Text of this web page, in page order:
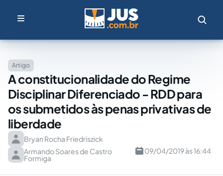
Artigo
A constitucionalidade do Regime
Disciplinar Diferenciado - RDD para
os submetidos às penas privativas de
liberdade
Bryan Rocha Friedriszick
Armando Soares de Castro
Formiga
09/04/2019 às 16:44